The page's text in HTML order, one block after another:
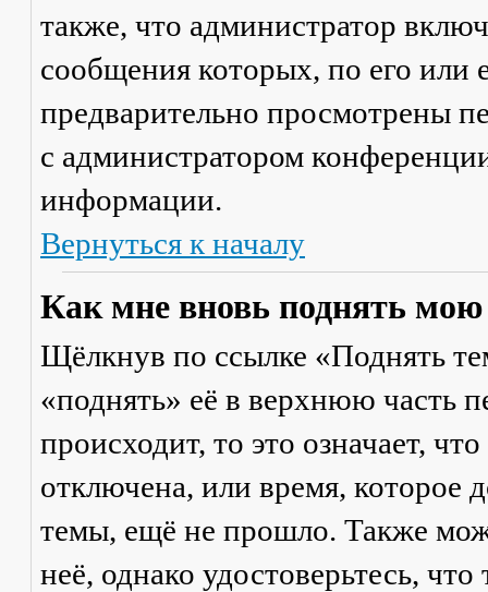
также, что администратор
сообщения которых, по его
предварительно просмотрены
с администратором
информации.
Вернуться к началу
Как мне вновь поднять мою
Щёлкнув по ссылке «Поднять
«поднять» её в верхнюю часть
происходит, то это означает,
отключена, или время, которое
темы, ещё не прошло. Также
неё, однако удостоверьтесь,